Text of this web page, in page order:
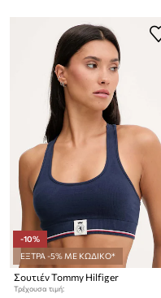
-10%
ΕΞΤΡΑ -5% ΜΕ ΚΩΔΙΚΟ*
Σουτιέν Tommy Hilfiger
Τρέχουσα τιμή: